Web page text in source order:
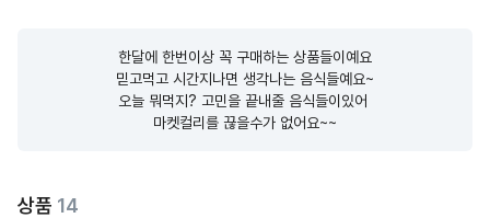
한달에 한번이상 꼭 구매하는 상품들이예요
믿고먹고 시간지나면 생각나는 음식들예요~
오늘 뭐먹지? 고민을 끝내줄 음식들이있어
마켓컬리를 끊을수가 없어요~~
상품 14